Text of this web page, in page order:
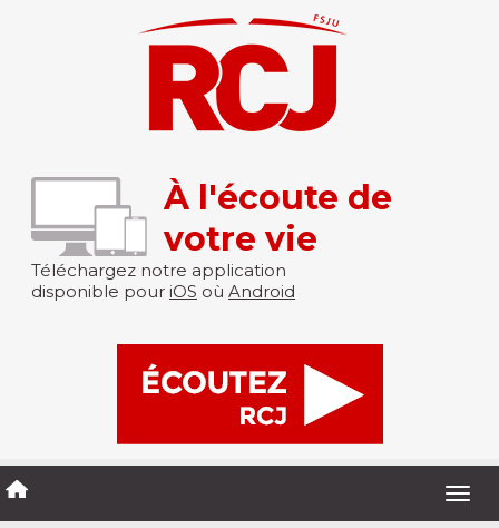
À l'écoute de
votre vie
Téléchargez notre application
disponible pour iOS où Android